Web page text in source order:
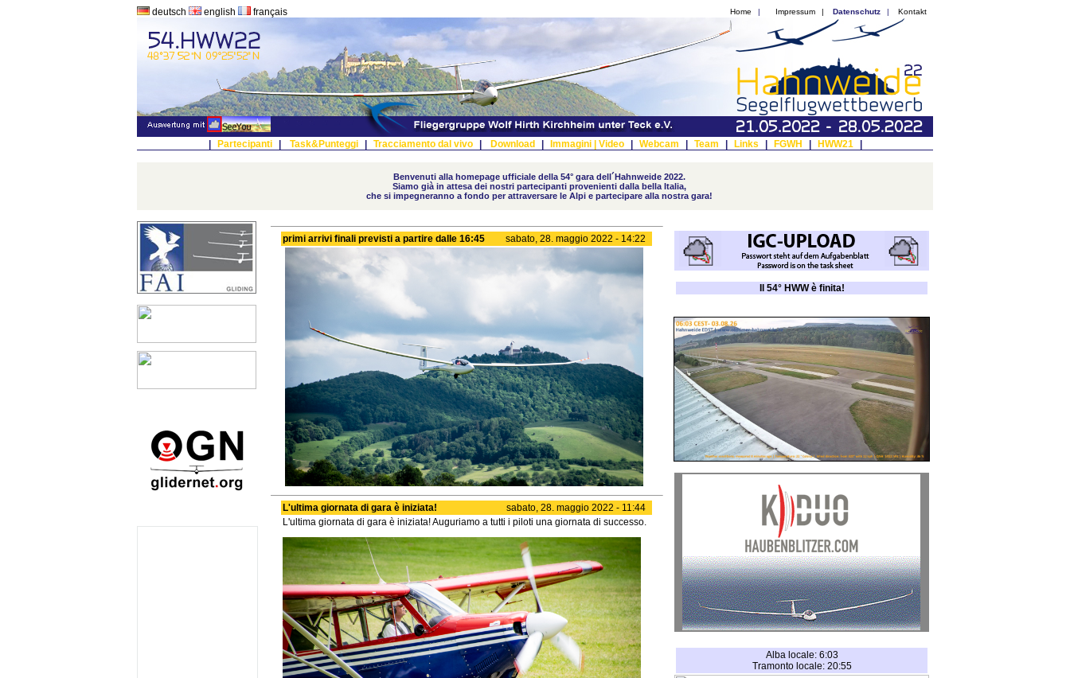
deutsch english français Home | Impressum | Datenschutz | Kontakt
Partecipanti Task&Punteggi Tracciamento dal vivo Download Immagini | Video Webcam Team Links FGWH HWW21
Benvenuti alla homepage ufficiale della 54° gara dell´Hahnweide 2022.
Siamo già in attesa dei nostri partecipanti provenienti dalla bella Italia,
che si impegneranno a fondo per attraversare le Alpi e partecipare alla nostra gara!
primi arrivi finali previsti a partire dalle 16:45 sabato, 28. maggio 2022 - 14:22
L'ultima giornata di gara è iniziata!
sabato, 28. maggio 2022 - 11:44
L'ultima giornata di gara è iniziata! Auguriamo a tutti i piloti una giornata di successo.
Il 54° HWW è finita!
Alba locale: 6:03
Tramonto locale: 20:55